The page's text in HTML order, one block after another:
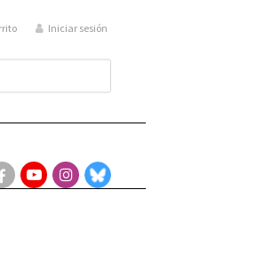
Iniciar sesión